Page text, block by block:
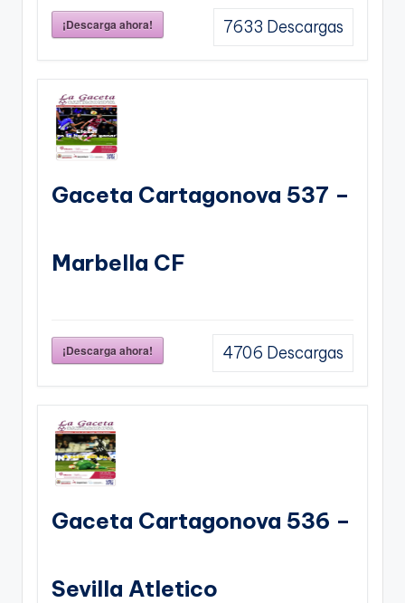
¡Descarga ahora! 7633 Descargas
Gaceta Cartagonova 537 –
Marbella CF
¡Descarga ahora! 4706 Descargas
Gaceta Cartagonova 536 –
Sevilla Atletico